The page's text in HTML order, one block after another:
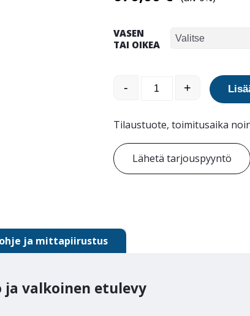
VASEN
TAI OIKEA
Robust Extra
- +
Tilaustuote, toimitusaika
Lähetä tarjouspyyntö
ja mittapiirustus
valkoinen etulevy